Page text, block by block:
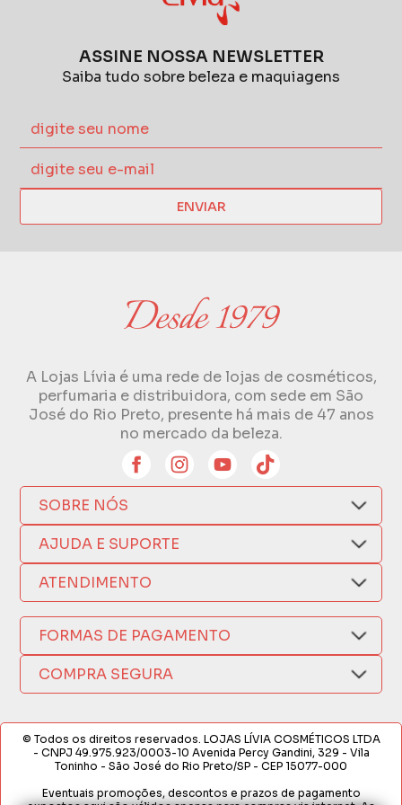
ASSINE NOSSA NEWSLETTER
Saiba tudo sobre beleza e maquiagens
ENVIAR
A Lojas Lívia é uma rede de lojas de cosméticos,
perfumaria e distribuidora, com sede em São
José do Rio Preto, presente há mais de 47 anos
no mercado da beleza.
SOBRE NÓS
Quem Somos
Compra Segura
Como Comprar
Nossas Lojas
Política de Privacidade
AJUDA E SUPORTE
Nosso Aplicativo
Trocas e Devoluções
Formas de Pagamento
Fretes e Entregas
Fabricantes
Termos de Compra e Venda
ATENDIMENTO
(17) 3209-9595
sacweb@lojaslivia.com.br
FORMAS DE PAGAMENTO
COMPRA SEGURA
© Todos os direitos reservados. LOJAS LÍVIA COSMÉTICOS LTDA
- CNPJ 49.975.923/0003-10 Avenida Percy Gandini, 329 - Vila
Toninho - São José do Rio Preto/SP - CEP 15077-000
Eventuais promoções, descontos e prazos de pagamento